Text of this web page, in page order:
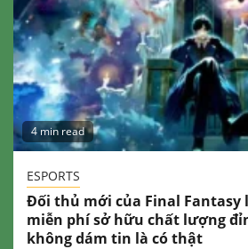
4 min read
ESPORTS
Đối thủ mới của Final Fantasy
miễn phí sở hữu chất lượng
không dám tin là có thật